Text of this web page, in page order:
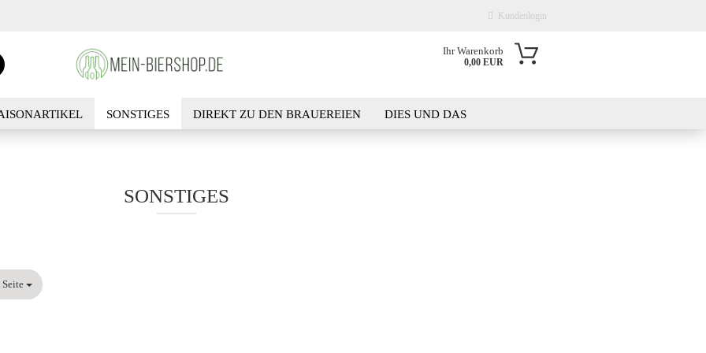
Kundenlogin
Suche...
Ihr Warenkorb
0,00 EUR
SONSTIGES DIREKT ZU DEN BRAUEREIEN DIES UND DAS
SONSTIGES